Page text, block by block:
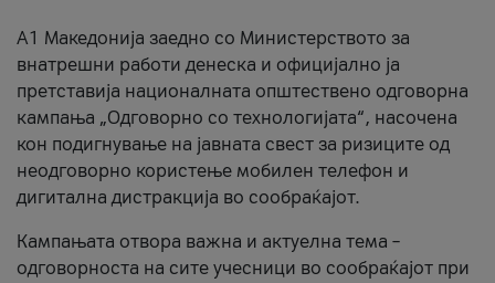
A1 Македонија заедно со Министерството за
внатрешни работи денеска и официјално ја
претставија националната општествено одговорна
кампања „Одговорно со технологијата“, насочена
кон подигнување на јавната свест за ризиците од
неодговорно користење мобилен телефон и
дигитална дистракција во сообраќајот.
Кампањата отвора важна и актуелна тема –
одговорноста на сите учесници во сообраќајот при